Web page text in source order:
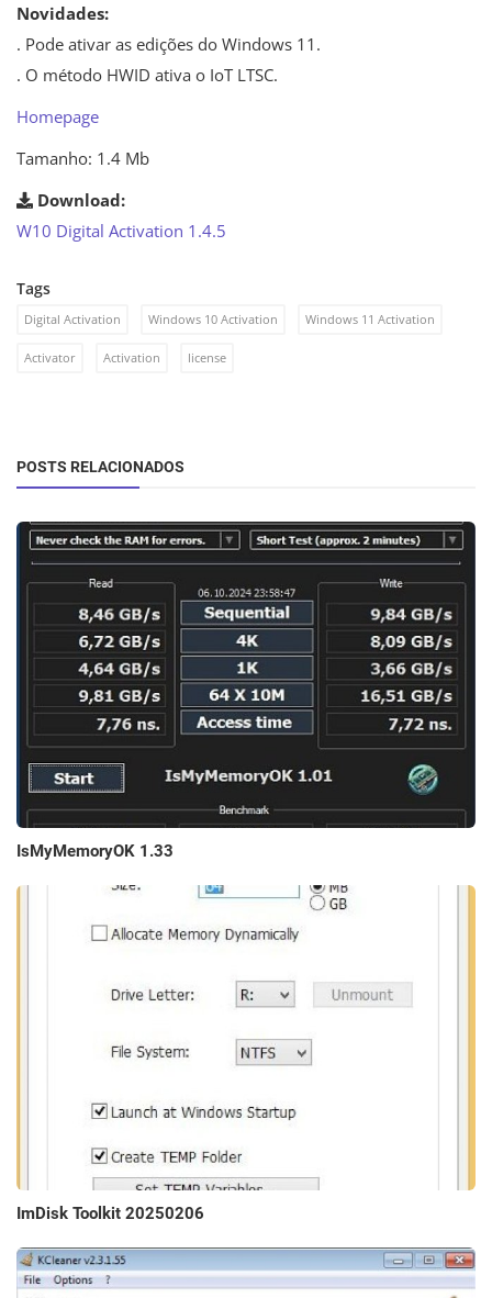
Novidades:
. Pode ativar as edições do Windows 11.
. O método HWID ativa o IoT LTSC.
Homepage
Tamanho: 1.4 Mb
Download:
W10 Digital Activation 1.4.5
Tags
Digital Activation Windows 10 Activation Windows 11 Activation
Activator Activation license
POSTS RELACIONADOS
IsMyMemoryOK 1.33
ImDisk Toolkit 20250206